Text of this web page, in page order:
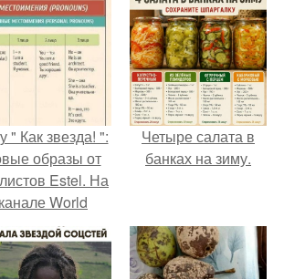
" Как звезда! ":
образы от
Estel. На
канале World
стартовал
новый сезон
шоу
Четыре салата в
банках на зиму.